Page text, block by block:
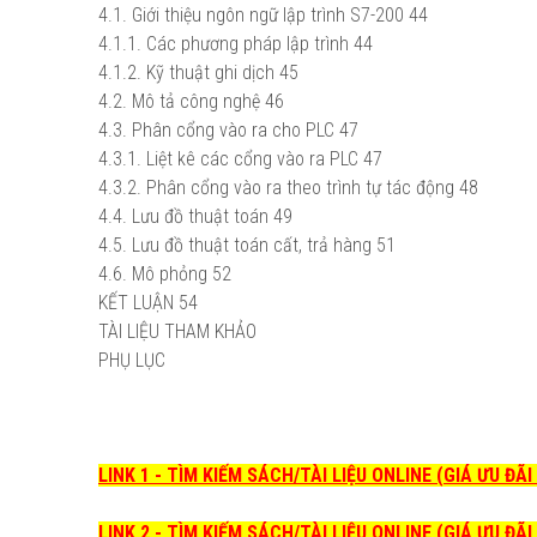
4.1. Giới thiệu ngôn ngữ lập trình S7-200 44
4.1.1. Các phương pháp lập trình 44
4.1.2. Kỹ thuật ghi dịch 45
4.2. Mô tả công nghệ 46
4.3. Phân cổng vào ra cho PLC 47
4.3.1. Liệt kê các cổng vào ra PLC 47
4.3.2. Phân cổng vào ra theo trình tự tác động 48
4.4. Lưu đồ thuật toán 49
4.5. Lưu đồ thuật toán cất, trả hàng 51
4.6. Mô phỏng 52
KẾT LUẬN 54
TÀI LIỆU THAM KHẢO
PHỤ LỤC
LINK 1 - TÌM KIẾM SÁCH/TÀI LIỆU ONLINE (GIÁ ƯU